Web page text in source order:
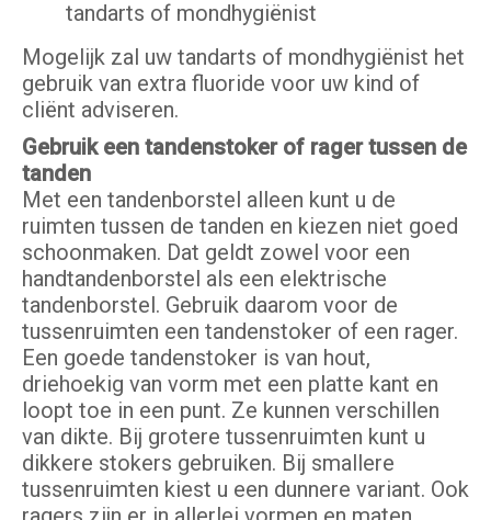
tandarts of mondhygiënist
Mogelijk zal uw tandarts of mondhygiënist het
gebruik van extra fluoride voor uw kind of
cliënt adviseren.
Gebruik een tandenstoker of rager tussen de
tanden
Met een tandenborstel alleen kunt u de
ruimten tussen de tanden en kiezen niet goed
schoonmaken. Dat geldt zowel voor een
handtandenborstel als een elektrische
tandenborstel. Gebruik daarom voor de
tussenruimten een tandenstoker of een rager.
Een goede tandenstoker is van hout,
driehoekig van vorm met een platte kant en
loopt toe in een punt. Ze kunnen verschillen
van dikte. Bij grotere tussenruimten kunt u
dikkere stokers gebruiken. Bij smallere
tussenruimten kiest u een dunnere variant. Ook